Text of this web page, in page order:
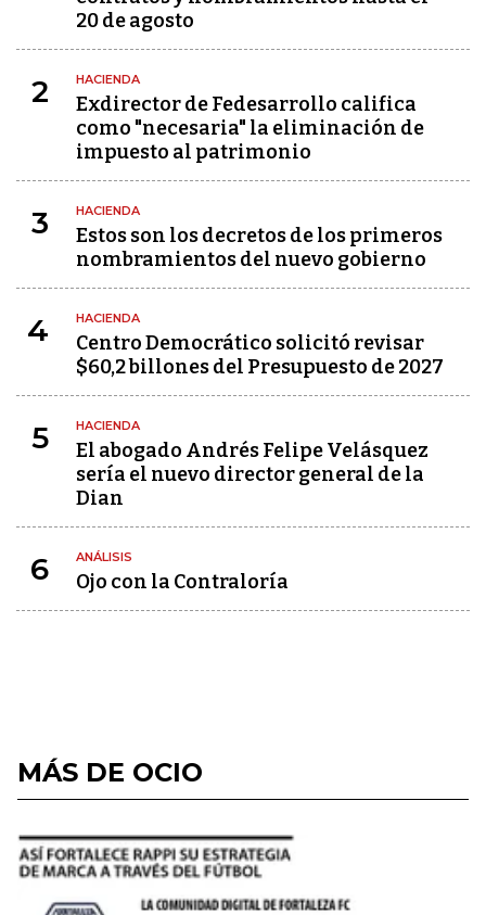
20 de agosto
2 HACIENDA
Exdirector de Fedesarrollo califica
como "necesaria" la eliminación de
impuesto al patrimonio
3 HACIENDA
Estos son los decretos de los primeros
nombramientos del nuevo gobierno
4 HACIENDA
Centro Democrático solicitó revisar
$60,2 billones del Presupuesto de 2027
5 HACIENDA
El abogado Andrés Felipe Velásquez
sería el nuevo director general de la
Dian
6 ANÁLISIS
Ojo con la Contraloría
MÁS DE OCIO